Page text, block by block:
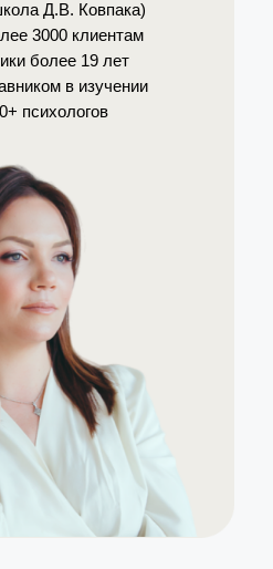
Д.В. Ковпака)
3000 клиентам
более 19 лет
в изучении
психологов